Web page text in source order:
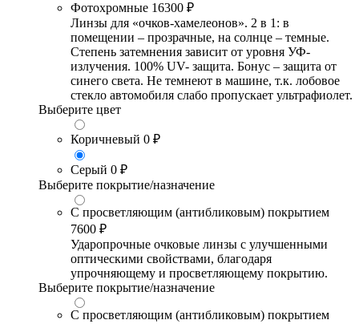
Фотохромные 16300 ₽
Линзы для «очков-хамелеонов». 2 в 1: в
помещении – прозрачные, на солнце – темные.
Степень затемнения зависит от уровня УФ-
излучения. 100% UV- защита. Бонус – защита от
синего света. Не темнеют в машине, т.к. лобовое
стекло автомобиля слабо пропускает ультрафиолет.
Выберите цвет
Коричневый 0 ₽
Серый 0 ₽
Выберите покрытие/назначение
С просветляющим (антибликовым) покрытием
7600 ₽
Ударопрочные очковые линзы с улучшенными
оптическими свойствами, благодаря
упрочняющему и просветляющему покрытию.
Выберите покрытие/назначение
С просветляющим (антибликовым) покрытием